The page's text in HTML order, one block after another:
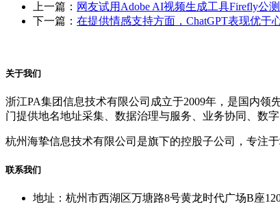
上一篇： 网友试用Adobe AI视频生成工具Firefly公
下一篇： 在提供情感支持方面，ChatGPT表现优于
关于我们
浙江PA集团信息技术有限公司成立于2009年，是国内
门提供地名地址采集、数据治理与服务、业务协同、数
杭州海挚信息技术有限公司是旗下的控股子公司，专注
联系我们
地址：杭州市西湖区万塘路8号黄龙时代广场B座